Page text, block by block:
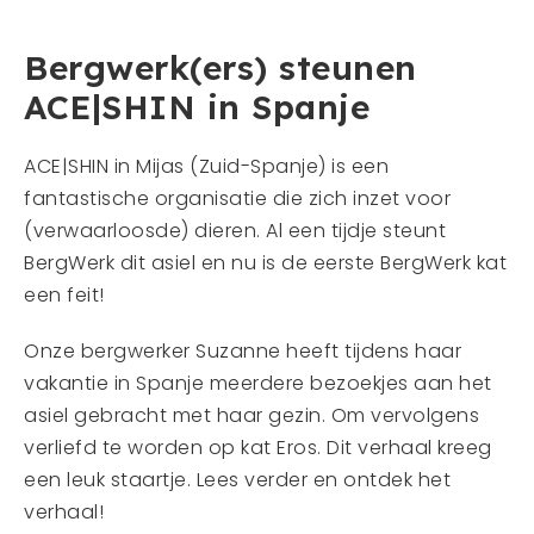
Bergwerk(ers) steunen
ACE|SHIN in Spanje
ACE|SHIN in Mijas (Zuid-Spanje) is een
fantastische organisatie die zich inzet voor
(verwaarloosde) dieren. Al een tijdje steunt
BergWerk dit asiel en nu is de eerste BergWerk kat
een feit!
Onze bergwerker Suzanne heeft tijdens haar
vakantie in Spanje meerdere bezoekjes aan het
asiel gebracht met haar gezin. Om vervolgens
verliefd te worden op kat Eros. Dit verhaal kreeg
een leuk staartje. Lees verder en ontdek het
verhaal!